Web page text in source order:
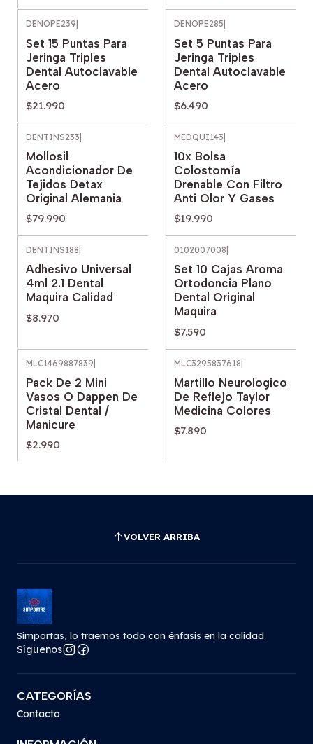
DENOPE239
Set 15 Puntas Para
Jeringa Triples
Dental Autoclavable
Acero
$21.990
DENOPE285
Set 5 Puntas Para
Jeringa Triples
Dental Autoclavable
Acero
$6.490
DENTINS233
Mollosil
Acondicionador De
Tejidos Detax
Original Alemania
$79.990
MEDQUI143
10x Bolsa
Colostomía
Drenable Con Filtro
Anti Olor Y Gases
$19.990
DENTINS188
Adhesivo Universal
4ml 2.1 Dental
Maquira Calidad
$8.970
0102007008
Set 10 Cajas Aroma
Ortodoncia Plano
Dental Original
Maquira
$7.590
MLC1469887839|
Pack De 2 Mini
Vasos O Dappen De
Cristal Dental /
Manicure
$2.990
MLC3295837618|
Martillo Neurologico
De Reflejo Taylor
Medicina Colores
$7.890
VOLVER ARRIBA
Simportas, lo traemos todo con énfasis en la calidad
Síguenos
CATEGORÍAS
Contacto